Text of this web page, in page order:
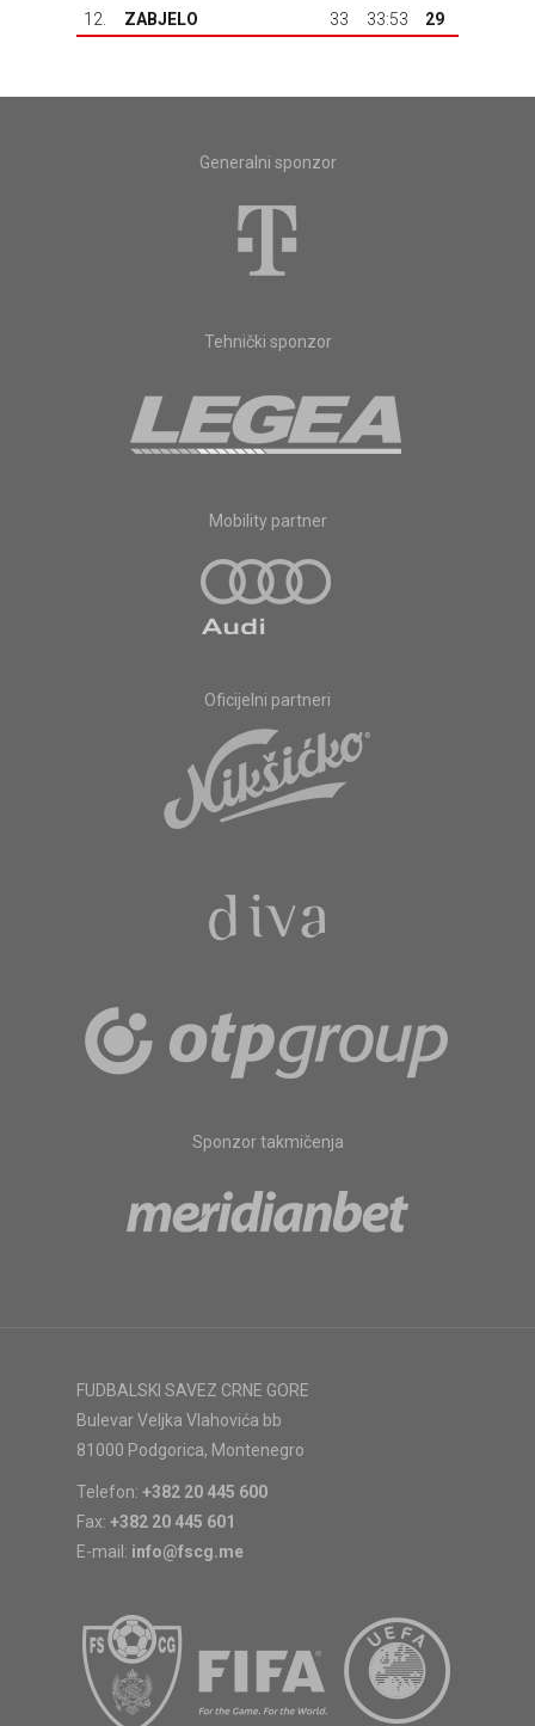
12.
ZABJELO 33 33:53 29
Generalni sponzor
Tehnički sponzor
Mobility partner
Oficijelni partneri
Sponzor takmičenja
FUDBALSKI SAVEZ CRNE GORE
Bulevar Veljka Vlahovića bb
81000 Podgorica, Montenegro
Telefon: +382 20 445 600
Fax: +382 20 445 601
E-mail: info@fscg.me